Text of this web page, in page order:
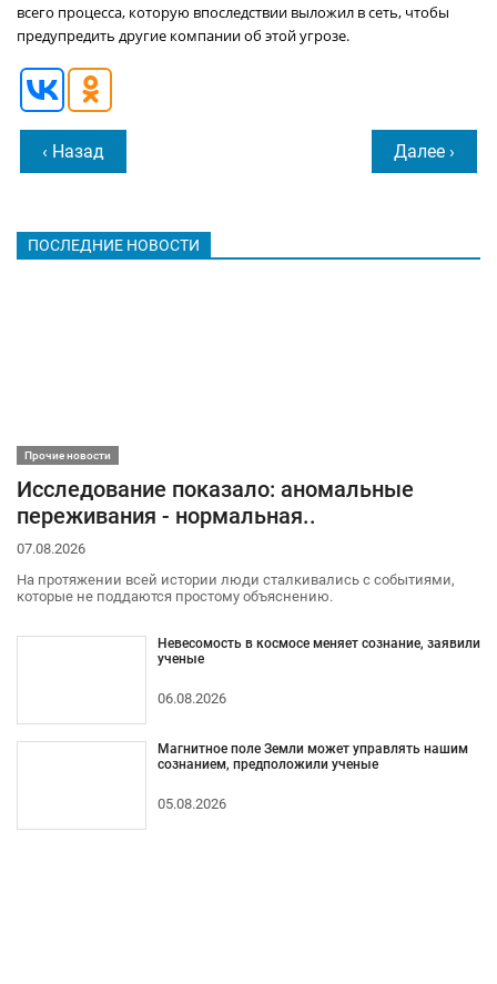
всего процесса, которую впоследствии выложил в сеть, чтобы
предупредить другие компании об этой угрозе.
‹ Назад Далее ›
ПОСЛЕДНИЕ НОВОСТИ
Прочие новости
Исследование показало: аномальные
переживания - нормальная..
07.08.2026
На протяжении всей истории люди сталкивались с событиями,
которые не поддаются простому объяснению.
Невесомость в космосе меняет сознание, заявили
ученые
06.08.2026
Магнитное поле Земли может управлять нашим
сознанием, предположили ученые
05.08.2026